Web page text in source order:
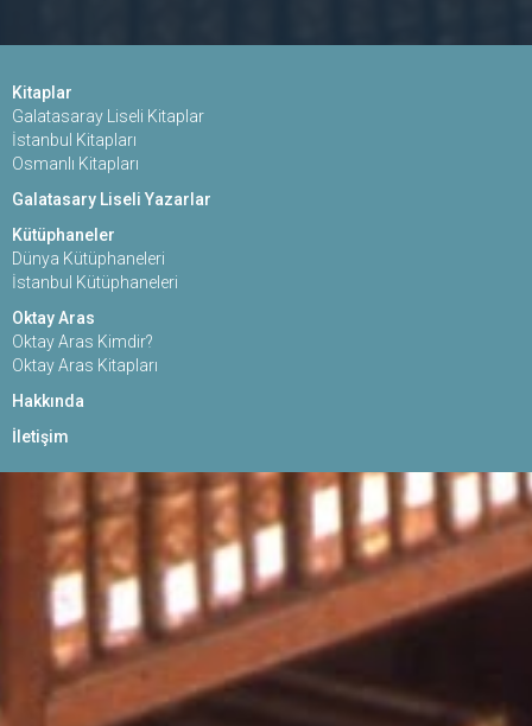
Kitaplar
Galatasaray Liseli Kitaplar
İstanbul Kitapları
Osmanlı Kitapları
Galatasary Liseli Yazarlar
Kütüphaneler
Dünya Kütüphaneleri
İstanbul Kütüphaneleri
Oktay Aras
Oktay Aras Kimdir?
Oktay Aras Kitapları
Hakkında
İletişim